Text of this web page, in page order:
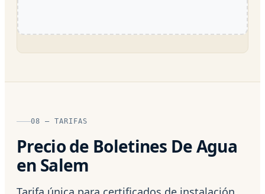
08 — TARIFAS
Precio de Boletines De Agua
en Salem